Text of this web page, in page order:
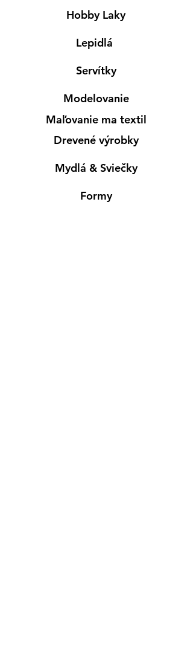
Hobby Laky
Lepidlá
Servítky
Modelovanie
Maľovanie ma textil
Drevené výrobky
Mydlá & Sviečky
Formy